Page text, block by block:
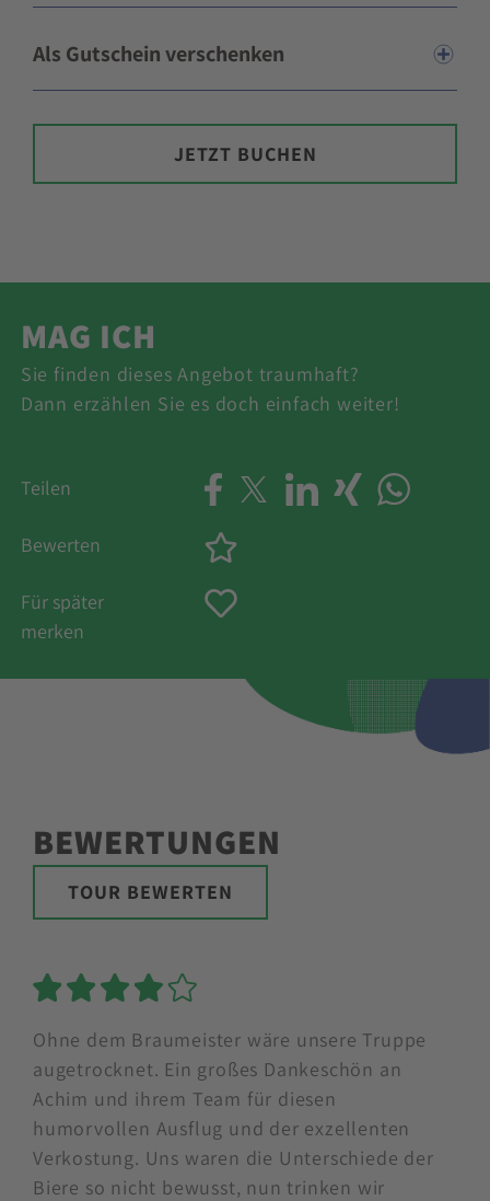
Als Gutschein verschenken
JETZT BUCHEN
MAG ICH
Sie finden dieses Angebot traumhaft?
Dann erzählen Sie es doch einfach weiter!
Teilen
Bewerten
Für später
merken
BEWERTUNGEN
TOUR BEWERTEN
Ohne dem Braumeister wäre unsere Truppe
augetrocknet. Ein großes Dankeschön an
Achim und ihrem Team für diesen
humorvollen Ausflug und der exzellenten
Verkostung. Uns waren die Unterschiede der
Biere so nicht bewusst, nun trinken wir